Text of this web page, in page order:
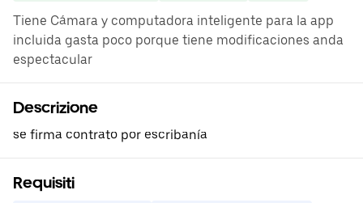
Tiene Cámara y computadora inteligente para la app
incluida gasta poco porque tiene modificaciones anda
espectacular
Descrizione
se firma contrato por escribanía
Requisiti